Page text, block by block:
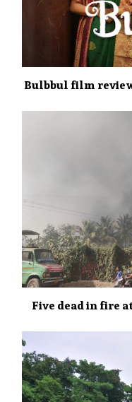
Bulbbul film
Five dead in fire